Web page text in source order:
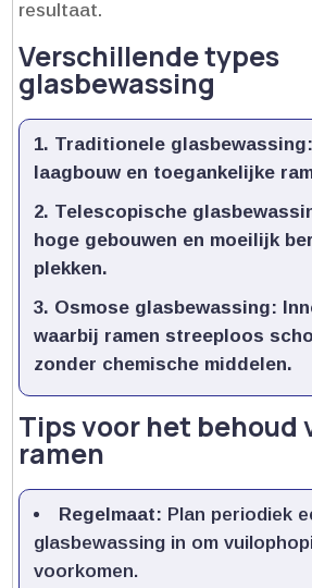
resultaat.​
Verschillende types
glasbewassing
Traditionele glasbewassing:
laagbouw en toegankelijke
Telescopische
hoge gebouwen en moeilijk
plekken.​
Osmose glasbewassing:
waarbij ramen streeploos
zonder chemische middelen.​
Tips voor het behoud
ramen
Regelmaat: Plan periodiek
glasbewassing in om
voorkomen.​